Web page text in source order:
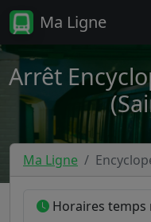
Ma Ligne
Arrêt
Ma Ligne
Horaires temps